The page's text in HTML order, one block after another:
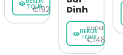
TOUR
€192
Dinh
BEKIJK
TOUR
Vanaf
€148